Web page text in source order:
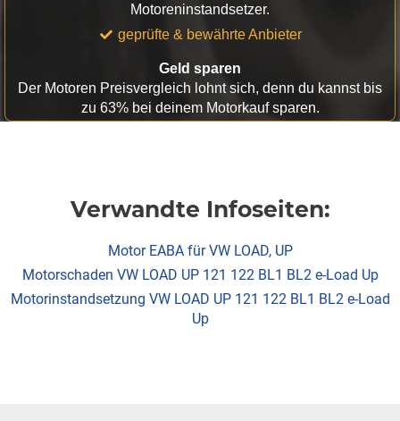
Motoreninstandsetzer.
geprüfte & bewährte Anbieter
Geld sparen
Der Motoren Preisvergleich lohnt sich, denn du kannst bis
zu 63% bei deinem Motorkauf sparen.
Verwandte Infoseiten:
Motor EABA für VW LOAD, UP
Motorschaden VW LOAD UP 121 122 BL1 BL2 e-Load Up
Motorinstandsetzung VW LOAD UP 121 122 BL1 BL2 e-Load
Up